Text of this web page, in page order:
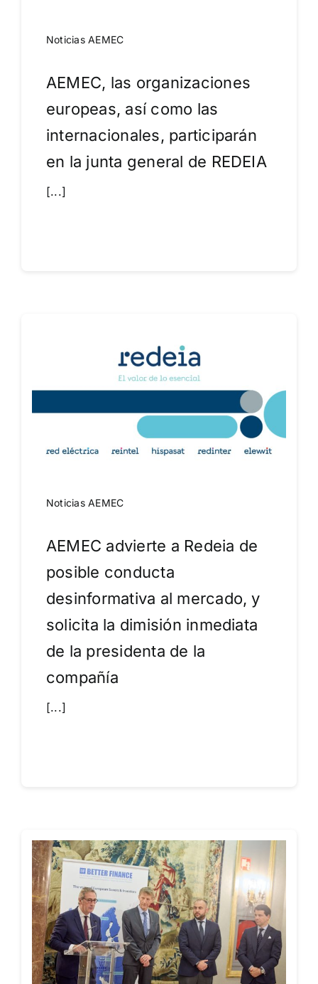
Noticias AEMEC
AEMEC, las organizaciones
europeas, así como las
internacionales, participarán
en la junta general de REDEIA
[...]
Noticias AEMEC
AEMEC advierte a Redeia de
posible conducta
desinformativa al mercado, y
solicita la dimisión inmediata
de la presidenta de la
compañía
[...]